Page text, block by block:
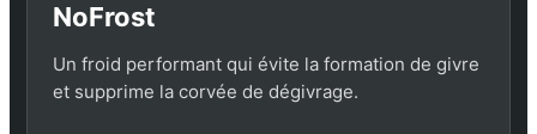
NoFrost
Un froid performant qui évite la formation de givre
et supprime la corvée de dégivrage.